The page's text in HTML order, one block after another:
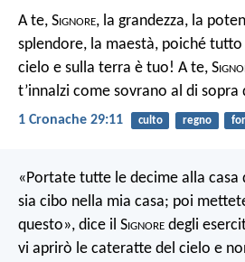
A te, Signore, la grandezza, la
splendore, la maestà, poiché
cielo e sulla terra è tuo! A te, S
t’innalzi come sovrano al di sopra
1 Cronache 29:11 culto regno
«Portate tutte le decime alla casa
sia cibo nella mia casa; poi
questo», dice il Signore degli
vi aprirò le cateratte del cielo e